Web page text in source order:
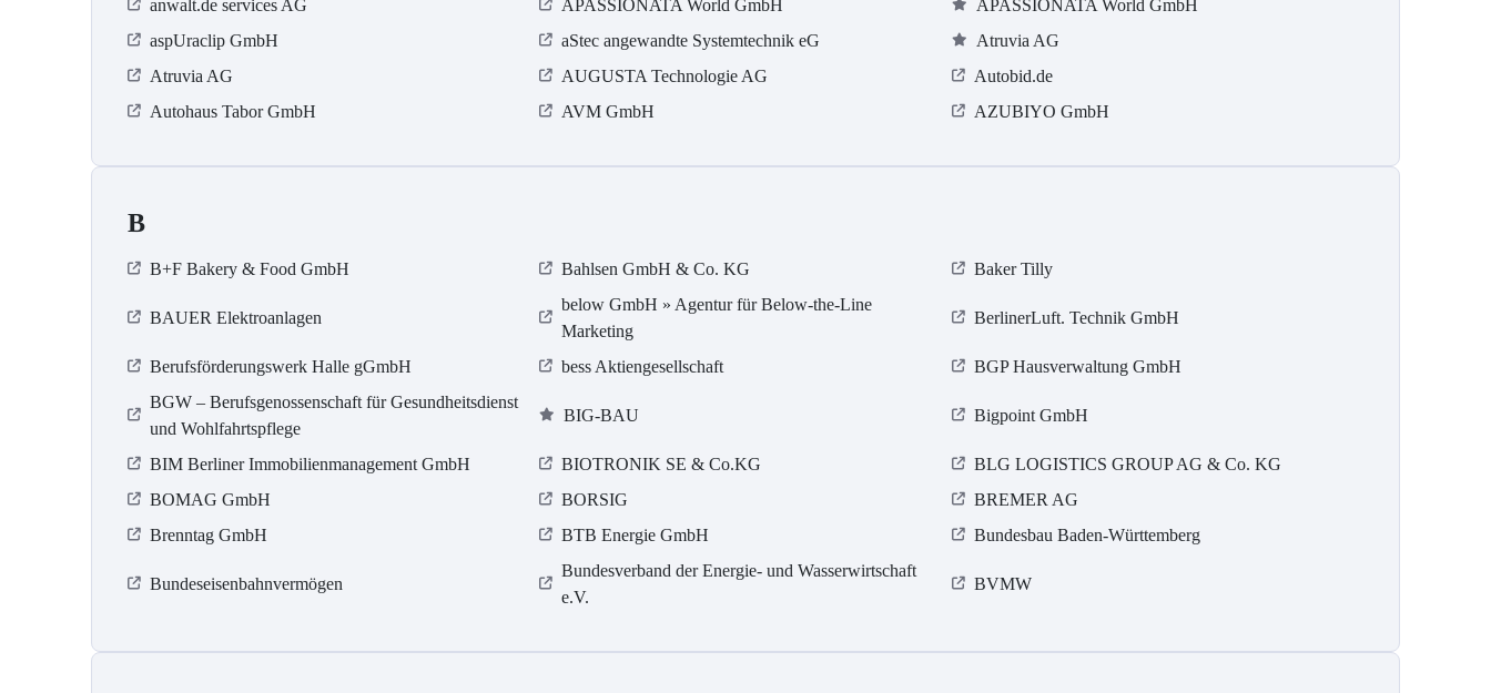
anwalt.de services AG
APASSIONATA World GmbH
APASSIONATA World GmbH
aspUraclip GmbH
aStec angewandte Systemtechnik eG
Atruvia AG
Atruvia AG
AUGUSTA Technologie AG
Autobid.de
Autohaus Tabor GmbH
AVM GmbH AZUBIYO GmbH
B
B+F Bakery & Food GmbH Bahlsen GmbH & Co. KG Baker Tilly
BAUER Elektroanlagen
below GmbH » Agentur für Below-the-Line
Marketing
BerlinerLuft. Technik GmbH
Berufsförderungswerk Halle gGmbH bess Aktiengesellschaft
BGP Hausverwaltung GmbH
BGW – Berufsgenossenschaft für Gesundheitsdienst
und Wohlfahrtspflege
BIG-BAU Bigpoint GmbH
BIM Berliner Immobilienmanagement GmbH BIOTRONIK SE & Co.KG
BLG LOGISTICS GROUP AG & Co. KG
BOMAG GmbH
BORSIG
BREMER AG
Brenntag GmbH
BTB Energie GmbH Bundesbau Baden-Württemberg
Bundeseisenbahnvermögen
Bundesverband der Energie- und Wasserwirtschaft
e.V.
BVMW